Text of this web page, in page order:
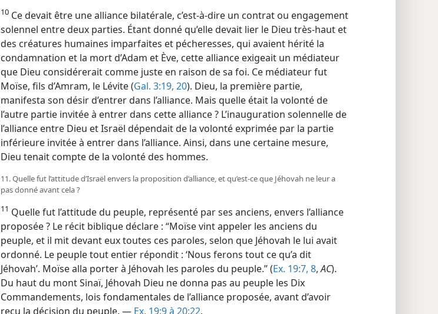
10 Ce devait être une alliance bilatérale, c’est-à-dire un contrat ou engagement
solennel entre deux parties. Étant donné qu’elle devait lier le Dieu très-haut et
des créatures humaines imparfaites et pécheresses, qui avaient hérité la
condamnation et la mort d’Adam et Ève, cette alliance exigeait un médiateur
que Dieu considérerait comme juste en raison de sa foi. Ce médiateur fut
Moïse, fils d’Amram, le Lévite (Gal. 3:19, 20). Dieu, la première partie,
manifesta son désir d’entrer dans l’alliance. Mais quelle était la volonté de
l’autre partie invitée à entrer dans cette alliance ? L’inauguration solennelle de
l’alliance entre Dieu et Israël dépendait de la volonté exprimée par la partie
inférieure invitée à entrer dans l’alliance. Ainsi, dans une certaine mesure,
Dieu tenait compte de la volonté des hommes.
11. Quelle fut l’attitude d’Israël envers la proposition d’alliance, et qu’est-​ce que Jéhovah ne leur a
pas donné avant cela ?
11 Quelle fut l’attitude du peuple, représenté par ses anciens, envers l’alliance
proposée ? Le récit biblique déclare : “Moïse vint appeler les anciens du
peuple, et il mit devant eux toutes ces paroles, selon que Jéhovah le lui avait
ordonné. Le peuple tout entier répondit : ‘Nous ferons tout ce qu’a dit
Jéhovah’. Moïse alla porter à Jéhovah les paroles du peuple.” (Ex. 19:7, 8,AC).
Du haut du mont Sinaï, Jéhovah Dieu ne donna pas au peuple les Dix
Commandements, lois fondamentales de l’alliance proposée, avant d’avoir
reçu la décision du peuple. — Ex. 19:9 à 20:22.